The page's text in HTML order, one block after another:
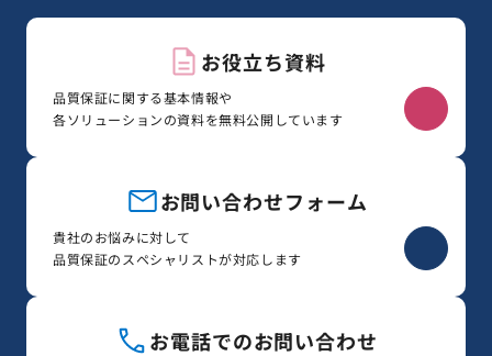
お役立ち資料
品質保証に関する基本情報や
各ソリューションの資料を無料公開しています
お問い合わせフォーム
貴社のお悩みに対して
品質保証のスペシャリストが対応します
お電話でのお問い合わせ